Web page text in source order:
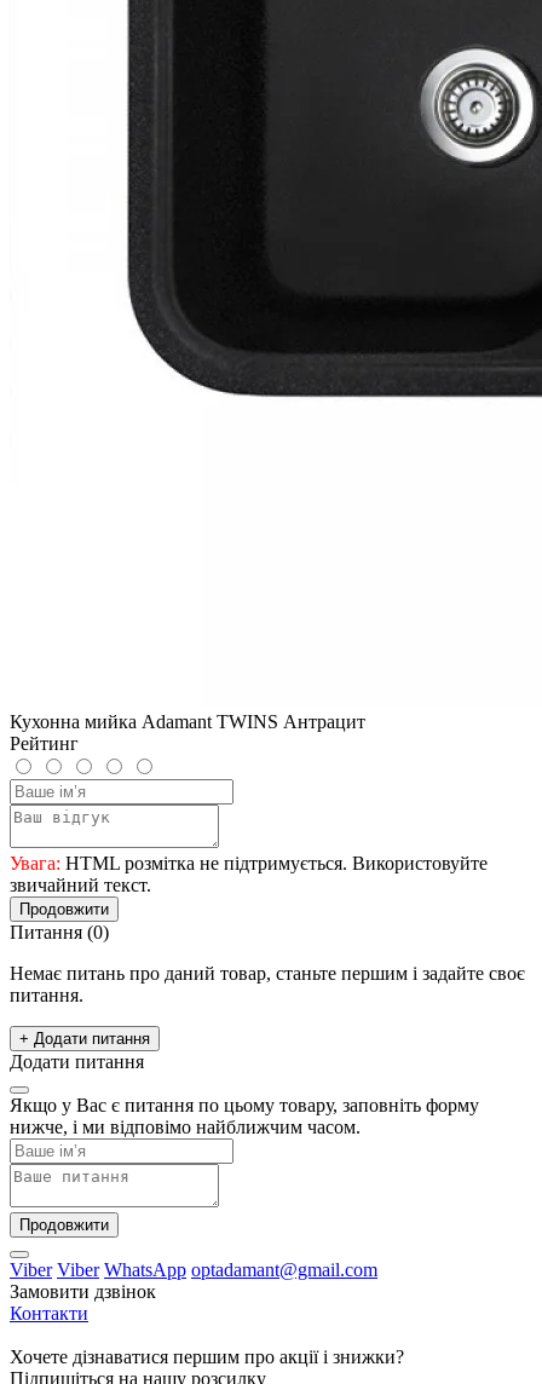
Кухонна мийка Adamant TWINS Антрацит
Рейтинг
Увага: HTML розмітка не підтримується. Використовуйте
звичайний текст.
Продовжити
Питання (0)
Немає питань про даний товар, станьте першим і задайте своє
питання.
+ Додати питання
Додати питання
Якщо у Вас є питання по цьому товару, заповніть форму
нижче, і ми відповімо найближчим часом.
Продовжити
Viber Viber WhatsApp optadamant@gmail.com
Замовити дзвінок
Контакти
Хочете дізнаватися першим про акції і знижки?
Підпишіться на нашу розсилку